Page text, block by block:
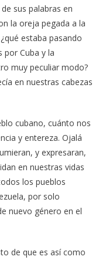
sus palabras en
la oreja pegada a la
estaba pasando
Cuba y la
muy peculiar modo?
en nuestras cabezas
cubano, cuánto nos
y entereza. Ojalá
y expresaran,
en nuestras vidas
los pueblos
por solo
nuevo género en el
de que es así como